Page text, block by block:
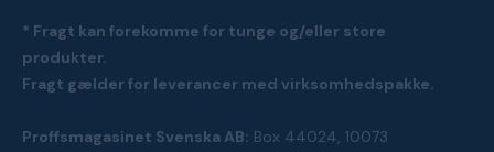
* Fragt kan forekomme for tunge og/eller store
produkter.
Fragt gælder for leverancer med virksomhedspakke.
Proffsmagasinet Svenska AB: Box 44024, 10073